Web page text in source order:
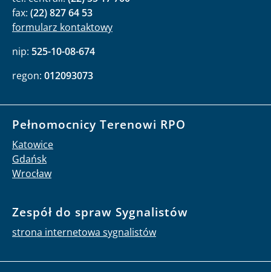
fax: (22) 827 64 53
formularz kontaktowy
nip: 525-10-08-674
regon: 012093073
Pełnomocnicy Terenowi RPO
Katowice
Gdańsk
Wrocław
Zespół do spraw Sygnalistów
strona internetowa sygnalistów